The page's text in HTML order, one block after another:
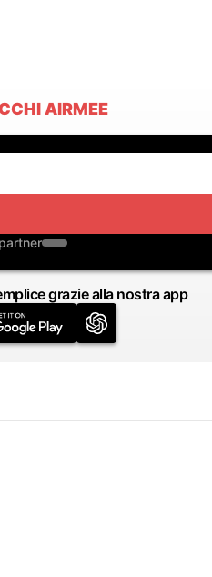
AIRMEE
grazie alla nostra app